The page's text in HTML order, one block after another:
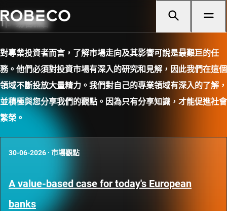
市場觀點
對專業投資者而言，了解市場走向及其影響可說是最艱巨的任
務。他們必須對投資市場有深入的研究和見解，因此我們在這個
領域不斷投放大量精力。我們對自己的專業領域有深入的了解，
並積極與您分享我們的觀點。因為只有分享知識，才能促進社會
繁榮。
30-06-2026 · 市場觀點
A value-based case for today's European
banks